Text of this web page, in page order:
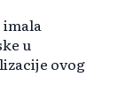
imala
u
ovog